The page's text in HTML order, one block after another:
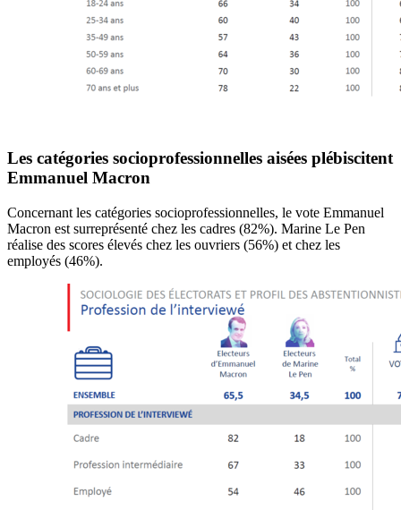
Les catégories socioprofessionnelles aisées plébiscitent
Emmanuel Macron
Concernant les catégories socioprofessionnelles, le vote Emmanuel
Macron est surreprésenté chez les cadres (82%). Marine Le Pen
réalise des scores élevés chez les ouvriers (56%) et chez les
employés (46%).